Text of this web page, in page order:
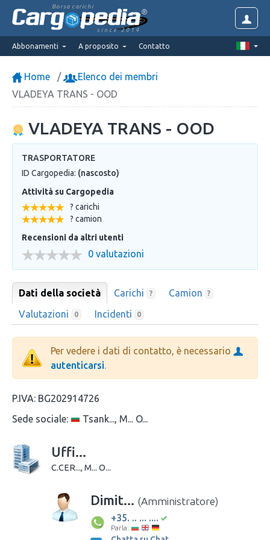
Borsa carichi
since 2014
Abbonamenti A proposito Contatto
Home
Elenco dei membri
VLADEYA TRANS - OOD
VLADEYA TRANS - OOD
TRASPORTATORE
ID Cargopedia: (nascosto)
Attività su Cargopedia
? carichi
? camion
Recensioni da altri utenti
0 valutazioni
Dati della società Carichi ? Camion ?
Valutazioni 0 Incidenti 0
Per vedere i dati di contatto, è necessario
autenticarsi
P.IVA: BG202914726
Sede sociale:
Tsank..., M... O...
Uffi...
C.CER..., M... O...
Dimit... (Amministratore)
+35. .. ... ....
Parla: